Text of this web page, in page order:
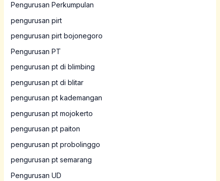
Pengurusan Perkumpulan
pengurusan pirt
pengurusan pirt bojonegoro
Pengurusan PT
pengurusan pt di blimbing
pengurusan pt di blitar
pengurusan pt kademangan
pengurusan pt mojokerto
pengurusan pt paiton
pengurusan pt probolinggo
pengurusan pt semarang
Pengurusan UD